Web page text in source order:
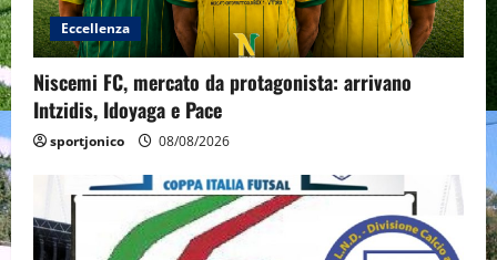
Eccellenza
Niscemi FC, mercato da protagonista: arrivano
Intzidis, Idoyaga e Pace
sportjonico 08/08/2026